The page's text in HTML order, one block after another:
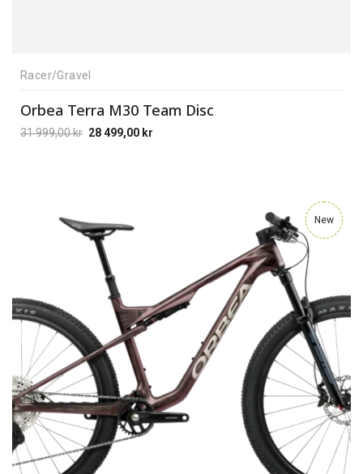
Racer/Gravel
Orbea Terra M30 Team Disc
31 999,00kr 28 499,00 kr
New